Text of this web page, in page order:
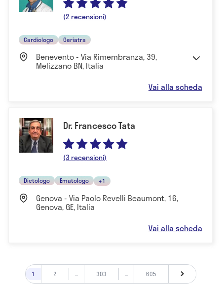
(2 recensioni)
Cardiologo Geriatra
Benevento - Via Rimembranza, 39,
Melizzano BN, Italia
Vai alla scheda
Dr. Francesco Tata
(3 recensioni)
Dietologo Ematologo +1
Genova - Via Paolo Revelli Beaumont, 16,
Genova, GE, Italia
Vai alla scheda
1 2 ... 303 ... 605